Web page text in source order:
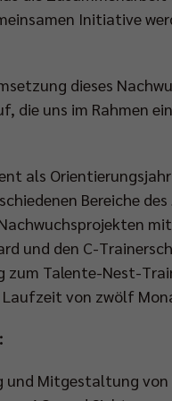
Initiative
dieses
die uns im Rahmen
als
Bereiche
und den C-
zum Talente-Nest-
von zwölf
Mitgestaltung von